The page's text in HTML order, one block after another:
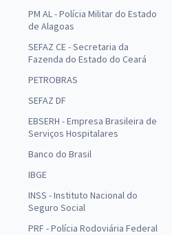
PM AL - Polícia Militar do Estado
de Alagoas
SEFAZ CE - Secretaria da
Fazenda do Estado do Ceará
PETROBRAS
SEFAZ DF
EBSERH - Empresa Brasileira de
Serviços Hospitalares
Banco do Brasil
IBGE
INSS - Instituto Nacional do
Seguro Social
PRF - Polícia Rodoviária Federal